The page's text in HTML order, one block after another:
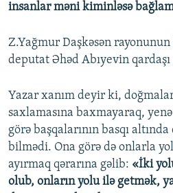
insanlar məni kiminləsə
Z.Yağmur Daşkəsən rayonunun
deputat Əhəd Abıyevin qardaşı
Yazar xanım deyir ki,
saxlamasına baxmayaraq,
görə başqalarının basqı altında
bilmədi. Ona görə də onlarla
ayırmaq qərarına gəlib: «İki
olub, onların yolu ilə getmək,